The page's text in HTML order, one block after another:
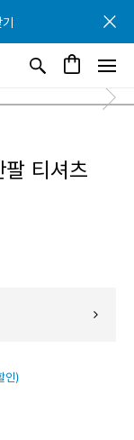
티셔츠
인)